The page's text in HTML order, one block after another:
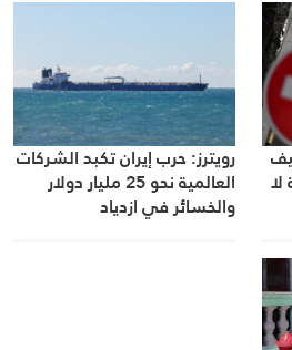
رويترز: حرب إيران تكبد الشركات
العالمية نحو 25 مليار دولار
والخسائر في ازدياد